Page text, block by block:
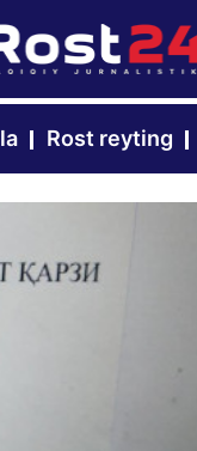
Rost reyting